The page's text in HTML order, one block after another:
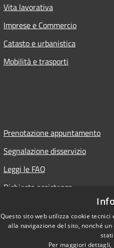
Vita lavorativa
Imprese e Commercio
Catasto e urbanistica
Mobilità e trasporti
Prenotazione appuntamento
Segnalazione disservizio
Leggi le FAQ
Richiesta assistenza
Questo sito web utilizza cookie
alla navigazione del sito, nonché
Per maggiori dettagli,